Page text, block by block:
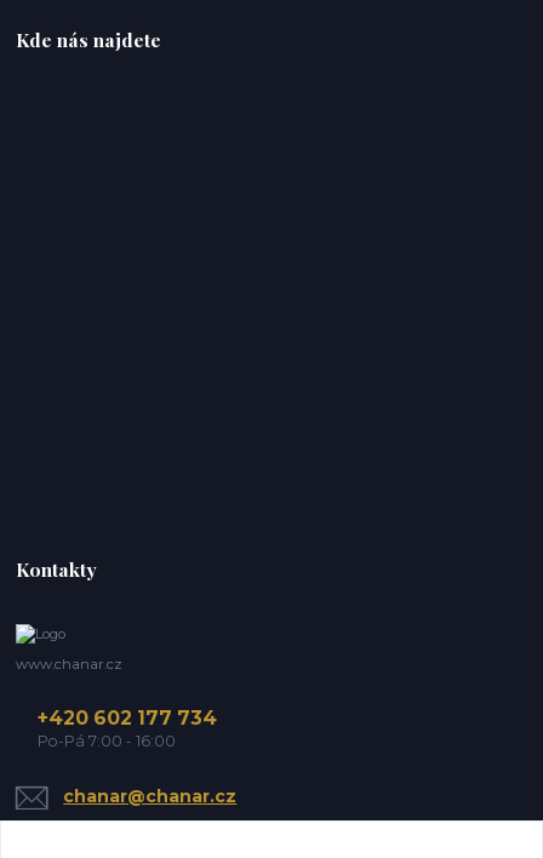
Kde nás najdete
Kontakty
www.chanar.cz
+420 602 177 734
Po-Pá 7:00 - 16:00
chanar@chanar.cz